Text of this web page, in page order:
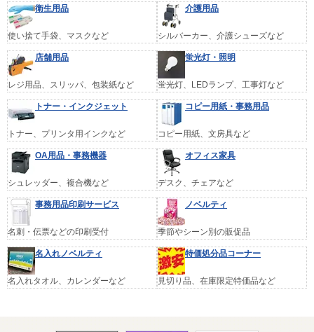
衛生用品
使い捨て手袋、マスクなど
介護用品
シルバーカー、介護シューズなど
店舗用品
レジ用品、スリッパ、包装紙など
蛍光灯・照明
蛍光灯、LEDランプ、工事灯など
トナー・インクジェット
トナー、プリンタ用インクなど
コピー用紙・事務用品
コピー用紙、文房具など
OA用品・事務機器
シュレッダー、複合機など
オフィス家具
デスク、チェアなど
事務用品印刷サービス
名刺・伝票などの印刷受付
ノベルティ
季節やシーン別の販促品
名入れノベルティ
名入れタオル、カレンダーなど
特価処分品コーナー
見切り品、在庫限定特価品など